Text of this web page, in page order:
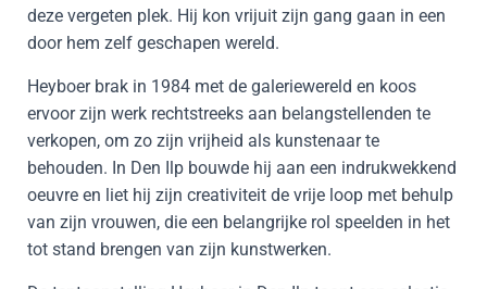
deze vergeten plek. Hij kon vrijuit zijn gang gaan in een
door hem zelf geschapen wereld.
Heyboer brak in 1984 met de galeriewereld en koos
ervoor zijn werk rechtstreeks aan belangstellenden te
verkopen, om zo zijn vrijheid als kunstenaar te
behouden. In Den Ilp bouwde hij aan een indrukwekkend
oeuvre en liet hij zijn creativiteit de vrije loop met behulp
van zijn vrouwen, die een belangrijke rol speelden in het
tot stand brengen van zijn kunstwerken.